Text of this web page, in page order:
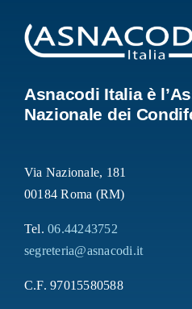
Asnacodi Italia è
Nazionale dei
Via Nazionale, 181
00184 Roma (RM)
Tel.06.44243752
segreteria@asnacodi.it
C.F. 97015580588